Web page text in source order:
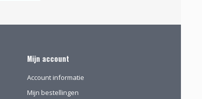
Mijn account
Account informatie
Mijn bestellingen